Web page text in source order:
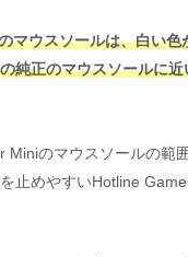
マウスソールは、白い色
純正のマウスソールに
Miniのマウスソールの範
止めやすいHotline